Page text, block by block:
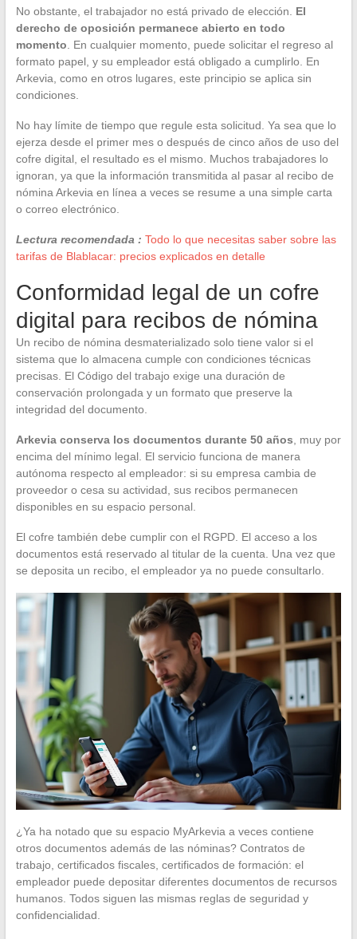
No obstante, el trabajador no está privado de elección. El
derecho de oposición permanece abierto en todo
momento . En cualquier momento, puede solicitar el regreso al
formato papel, y su empleador está obligado a cumplirlo. En
Arkevia, como en otros lugares, este principio se aplica sin
condiciones.
No hay límite de tiempo que regule esta solicitud. Ya sea que lo
ejerza desde el primer mes o después de cinco años de uso del
cofre digital, el resultado es el mismo. Muchos trabajadores lo
ignoran, ya que la información transmitida al pasar al recibo de
nómina Arkevia en línea a veces se resume a una simple carta
o correo electrónico.
Lectura recomendada : Todo lo que necesitas saber sobre las
tarifas de Blablacar: precios explicados en detalle
Conformidad legal de un cofre
digital para recibos de nómina
Un recibo de nómina desmaterializado solo tiene valor si el
sistema que lo almacena cumple con condiciones técnicas
precisas. El Código del trabajo exige una duración de
conservación prolongada y un formato que preserve la
integridad del documento.
Arkevia conserva los documentos durante 50 años , muy por
encima del mínimo legal. El servicio funciona de manera
autónoma respecto al empleador: si su empresa cambia de
proveedor o cesa su actividad, sus recibos permanecen
disponibles en su espacio personal.
El cofre también debe cumplir con el RGPD. El acceso a los
documentos está reservado al titular de la cuenta. Una vez que
se deposita un recibo, el empleador ya no puede consultarlo.
¿Ya ha notado que su espacio MyArkevia a veces contiene
otros documentos además de las nóminas? Contratos de
trabajo, certificados fiscales, certificados de formación: el
empleador puede depositar diferentes documentos de recursos
humanos. Todos siguen las mismas reglas de seguridad y
confidencialidad.